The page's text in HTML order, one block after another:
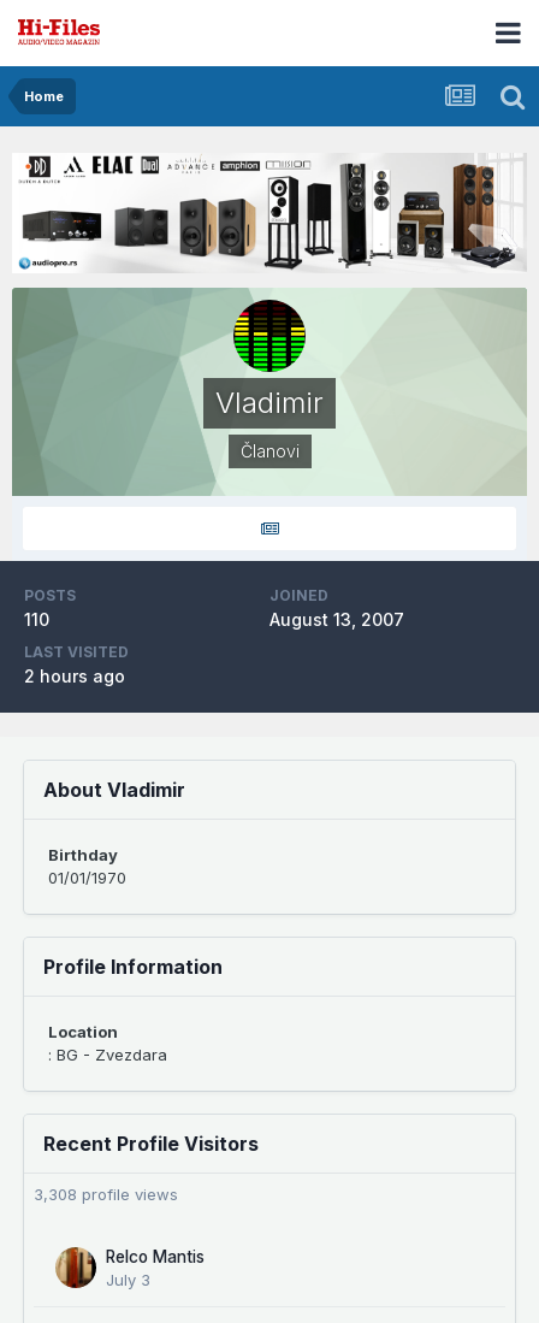
Home
Vladimir
Članovi
POSTS
110
JOINED
August 13, 2007
LAST VISITED
2 hours ago
About Vladimir
Birthday
01/01/1970
Profile Information
Location
: BG - Zvezdara
Recent Profile Visitors
3,308 profile views
Relco Mantis
July 3